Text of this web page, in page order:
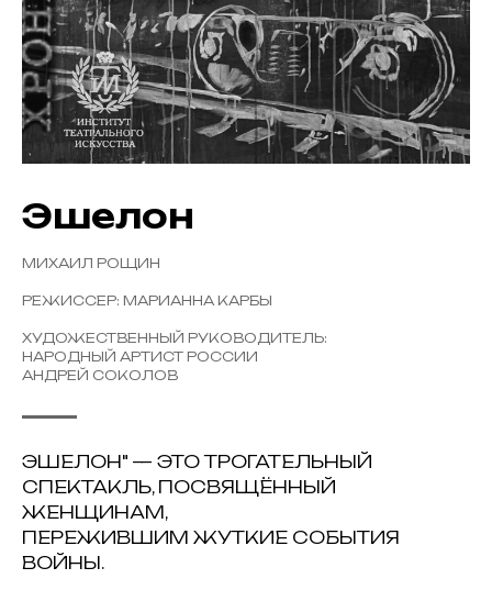
Эшелон
МИХАИЛ РОЩИН
РЕЖИССЕР: МАРИАННА КАРБЫ
ХУДОЖЕСТВЕННЫЙ РУКОВОДИТЕЛЬ:
НАРОДНЫЙ АРТИСТ РОССИИ
АНДРЕЙ СОКОЛОВ
ЭШЕЛОН" — ЭТО ТРОГАТЕЛЬНЫЙ
СПЕКТАКЛЬ, ПОСВЯЩЁННЫЙ
ЖЕНЩИНАМ,
ПЕРЕЖИВШИМ ЖУТКИЕ СОБЫТИЯ
ВОЙНЫ.